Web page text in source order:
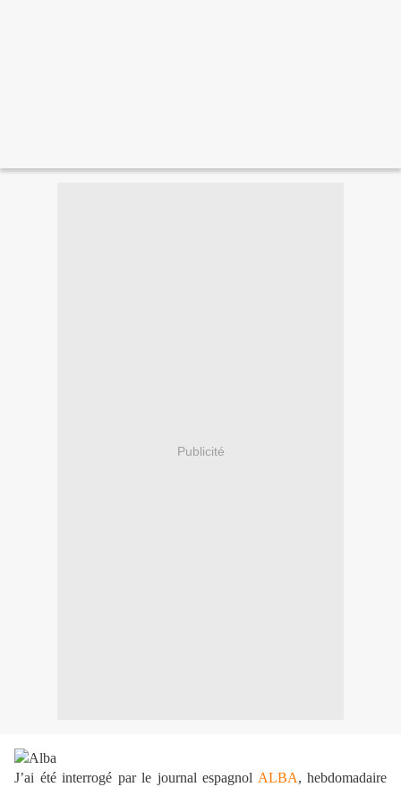
Publicité
J’ai été interrogé par le journal espagnol ALBA, hebdomadaire